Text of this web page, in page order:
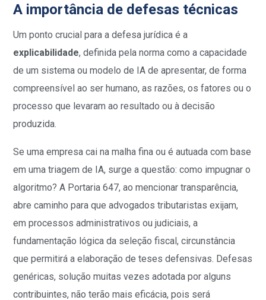
A importância de defesas técnicas
Um ponto crucial para a defesa jurídica é a
explicabilidade, definida pela norma como a capacidade
de um sistema ou modelo de IA de apresentar, de forma
compreensível ao ser humano, as razões, os fatores ou o
processo que levaram ao resultado ou à decisão
produzida.
Se uma empresa cai na malha fina ou é autuada com base
em uma triagem de IA, surge a questão: como impugnar o
algoritmo? A Portaria 647, ao mencionar transparência,
abre caminho para que advogados tributaristas exijam,
em processos administrativos ou judiciais, a
fundamentação lógica da seleção fiscal, circunstância
que permitirá a elaboração de teses defensivas. Defesas
genéricas, solução muitas vezes adotada por alguns
contribuintes, não terão mais eficácia, pois será